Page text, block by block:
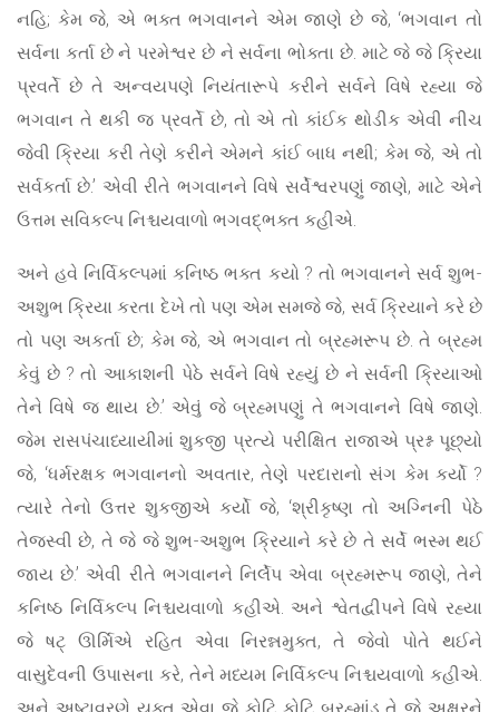
નહિ; કેમ જે, એ ભક્ત ભગવાનને એમ જાણે છે જે, ‘ભગવાન તો
સર્વના કર્તા છે ને પરમેશ્વર છે ને સર્વના ભોક્તા છે. માટે જે જે ક્રિયા
પ્રવર્તે છે તે અન્વયપણે નિયંતારૂપે કરીને સર્વને વિષે રહ્યા જે
ભગવાન તે થકી જ પ્રવર્તે છે, તો એ તો કાંઈક થોડીક એવી નીચ
જેવી ક્રિયા કરી તેણે કરીને એમને કાંઈ બાધ નથી; કેમ જે, એ તો
સર્વકર્તા છે.’ એવી રીતે ભગવાનને વિષે સર્વેશ્વરપણું જાણે, માટે એને
ઉત્તમ સવિકલ્પ નિશ્ચયવાળો ભગવદ્ભક્ત કહીએ.
અને હવે નિર્વિકલ્પમાં કનિષ્ઠ ભક્ત કયો ? તો ભગવાનને સર્વ શુભ-
અશુભ ક્રિયા કરતા દેખે તો પણ એમ સમજે જે, સર્વ ક્રિયાને કરે છે
તો પણ અકર્તા છે; કેમ જે, એ ભગવાન તો બ્રહ્મરૂપ છે. તે બ્રહ્મ
કેવું છે ? તો આકાશની પેઠે સર્વને વિષે રહ્યું છે ને સર્વની ક્રિયાઓ
તેને વિષે જ થાય છે.’ એવું જે બ્રહ્મપણું તે ભગવાનને વિષે જાણે.
જેમ રાસપંચાધ્યાયીમાં શુકજી પ્રત્યે પરીક્ષિત રાજાએ પ્રશ્ન પૂછ્યો
જે, ‘ધર્મરક્ષક ભગવાનનો અવતાર, તેણે પરદારાનો સંગ કેમ કર્યો ?
ત્યારે તેનો ઉત્તર શુકજીએ કર્યો જે, ‘શ્રીકૃષ્ણ તો અગ્નિની પેઠે
તેજસ્વી છે, તે જે જે શુભ-અશુભ ક્રિયાને કરે છે તે સર્વે ભસ્મ થઈ
જાય છે.’ એવી રીતે ભગવાનને નિર્લેપ એવા બ્રહ્મરૂપ જાણે, તેને
કનિષ્ઠ નિર્વિકલ્પ નિશ્ચયવાળો કહીએ. અને શ્વેતદ્વીપને વિષે રહ્યા
જે ષટ્ ઊર્મિએ રહિત એવા નિરન્નમુક્ત, તે જેવો પોતે થઈને
વાસુદેવની ઉપાસના કરે, તેને મધ્યમ નિર્વિકલ્પ નિશ્ચયવાળો કહીએ.